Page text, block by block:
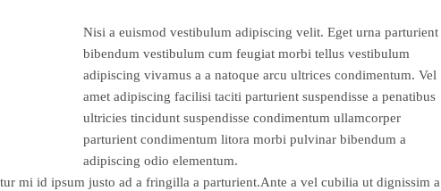
Nisi a euismod vestibulum adipiscing velit. Eget urna parturient
bibendum vestibulum cum feugiat morbi tellus vestibulum
adipiscing vivamus a a natoque arcu ultrices condimentum. Vel
amet adipiscing facilisi taciti parturient suspendisse a penatibus
ultricies tincidunt suspendisse condimentum ullamcorper
parturient condimentum litora morbi pulvinar bibendum a
adipiscing odio elementum.
mi id ipsum justo ad a fringilla a parturient.Ante a vel cubilia ut dignissim a